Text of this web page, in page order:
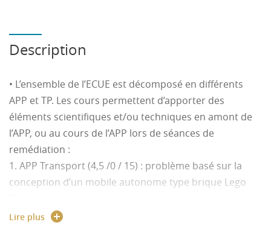
Description
• L’ensemble de l’ECUE est décomposé en différents
APP et TP. Les cours permettent d’apporter des
éléments scientifiques et/ou techniques en amont de
l’APP, ou au cours de l’APP lors de séances de
remédiation :
1. APP Transport (4,5 /0 / 15) : problème basé sur la
conception d’un mobile autonome type brique Lego
charges, caractérisation des capteurs et actionneurs
Lire plus